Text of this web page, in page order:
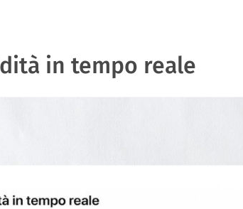
in tempo reale